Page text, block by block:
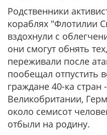
Родственники
кораблях "Флотилии
вздохнули с
они смогут обнять
переживали после
пообещал отпустить
граждане 40-ка
Великобритании,
около семисот
отбыли на родину.